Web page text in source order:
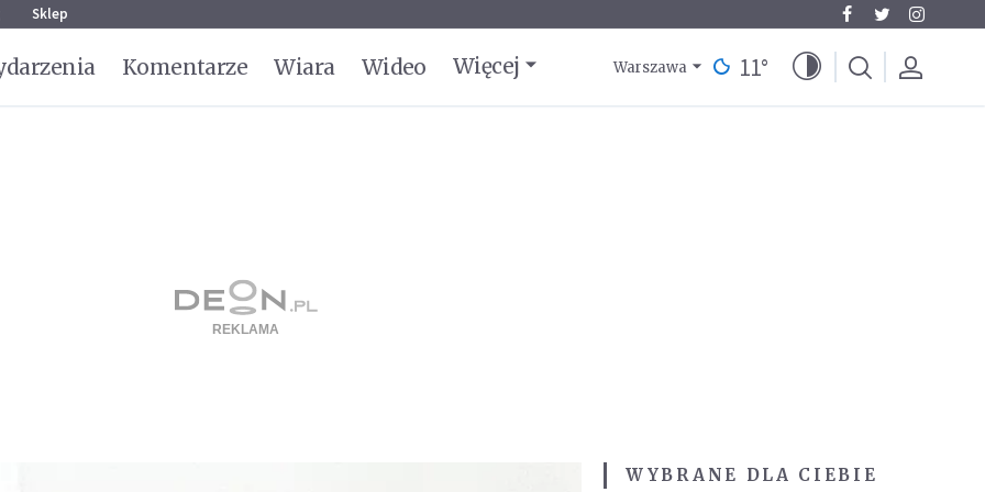
Sklep
Komentarze Wiara Wideo Więcej Warszawa 11°
WYBRANE DLA CIEBIE